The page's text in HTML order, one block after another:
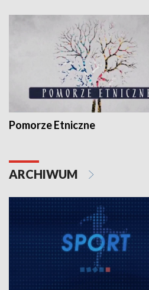
Pomorze Etniczne
ARCHIWUM